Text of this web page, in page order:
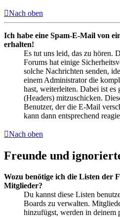
Nach oben
Ich habe eine Spam-E-Mail von
erhalten!
Es tut uns leid, das zu hören.
Forums hat einige
solche Nachrichten senden,
einem Administrator die
hast, weiterleiten. Dabei ist
(Headers) mitzuschicken.
Benutzer, der die E-Mail
kann dann entsprechend
Nach oben
Freunde und
Wozu benötige ich die Listen der
Mitglieder?
Du kannst diese Listen
Boards zu verwalten.
hinzufügst, werden in deinem